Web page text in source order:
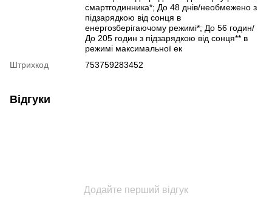
смартгодинника*; До 48 днів/необмежено з
підзарядкою від сонця в
енергозберігаючому режимі*; До 56 годин/
До 205 годин з підзарядкою від сонця** в
режимі максимальної ек
Штрихкод
753759283452
Відгуки
Додайте перший відгук